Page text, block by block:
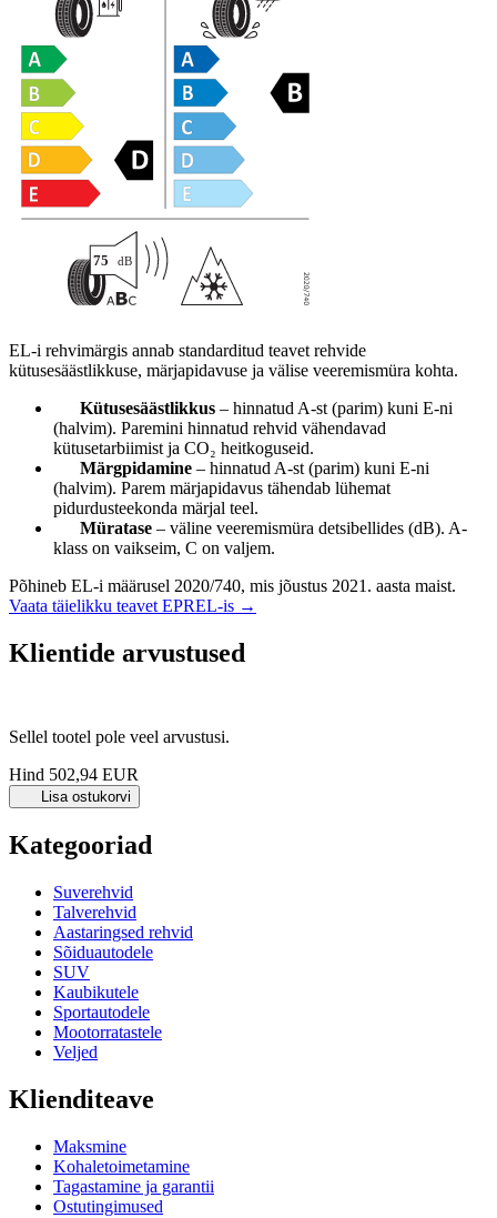
EL-i rehvimärgis annab standarditud teavet rehvide
kütusesäästlikkuse, märjapidavuse ja välise veeremismüra kohta.
Kütusesäästlikkus – hinnatud A-st (parim) kuni E-ni
(halvim). Paremini hinnatud rehvid vähendavad
kütusetarbiimist ja CO₂ heitkoguseid.
Märgpidamine – hinnatud A-st (parim) kuni E-ni
(halvim). Parem märjapidavus tähendab lühemat
pidurdusteekonda märjal teel.
Müratase – väline veeremismüra detsibellides (dB). A-
klass on vaikseim, C on valjem.
Põhineb EL-i määrusel 2020/740, mis jõustus 2021. aasta maist.
Vaata täielikku teavet EPREL-is →
Klientide arvustused
Sellel tootel pole veel arvustusi.
Hind 502,94 EUR
Lisa ostukorvi
Kategooriad
Suverehvid
Talverehvid
Aastaringsed rehvid
Sõiduautodele
SUV
Kaubikutele
Sportautodele
Mootorratastele
Veljed
Klienditeave
Maksmine
Kohaletoimetamine
Tagastamine ja garantii
Ostutingimused